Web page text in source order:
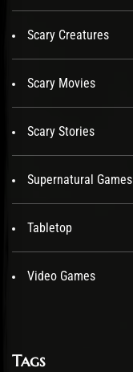
Scary Creatures
Scary Movies
Scary Stories
Supernatural Games
Tabletop
Video Games
Tags